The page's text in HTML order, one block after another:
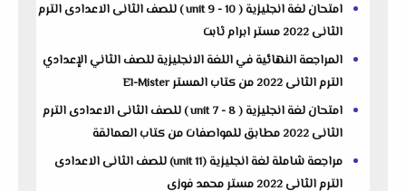
امتحان لغة انجليزية ( unit 9 - 10 ) للصف الثانى الاعدادى الترم
الثانى 2022 مستر ابرام ثابت
المراجعة النهائية في اللغة الانجليزية للصف الثاني الإعدادي
الترم الثانى 2022 من كتاب المستر El-Mister
امتحان لغة انجليزية ( unit 7 - 8 ) للصف الثانى الاعدادى الترم
الثانى 2022 مطابق للمواصفات من كتاب العمالقة
مراجعة شاملة لغة انجليزية (unit 11) للصف الثانى الاعدادى
الترم الثانى 2022 مستر محمد فوزى